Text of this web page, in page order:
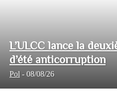
L’ULCC lance la
d’été anticorruption
Pol - 08/08/26